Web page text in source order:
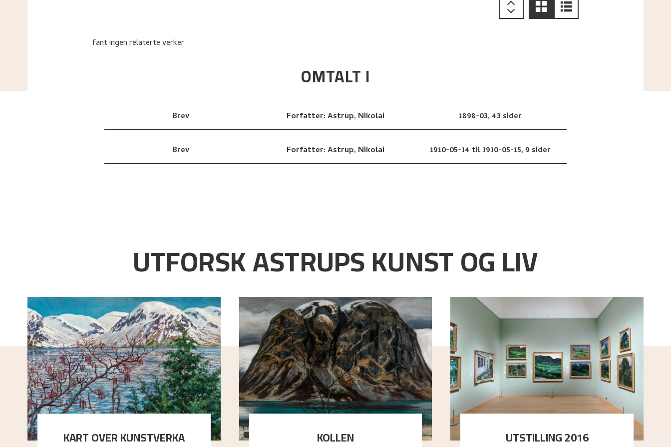
fant ingen relaterte verker
OMTALT I
Brev Forfatter:Astrup, Nikolai 1898-03, 43 sider
Brev Forfatter:Astrup, Nikolai 1910-05-14 til 1910-05-15, 9 sider
UTFORSK ASTRUPS KUNST OG LIV
KART OVER KUNSTVERKA KOLLEN UTSTILLING 2016